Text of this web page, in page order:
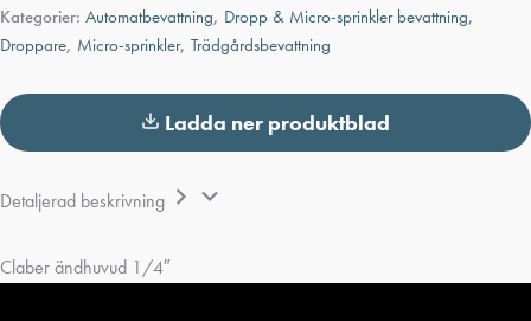
Kategorier: Automatbevattning, Dropp & Micro-sprinkler bevattning,
Droppare, Micro-sprinkler, Trädgårdsbevattning
Ladda ner produktblad
Detaljerad beskrivning
Claber ändhuvud 1/4″